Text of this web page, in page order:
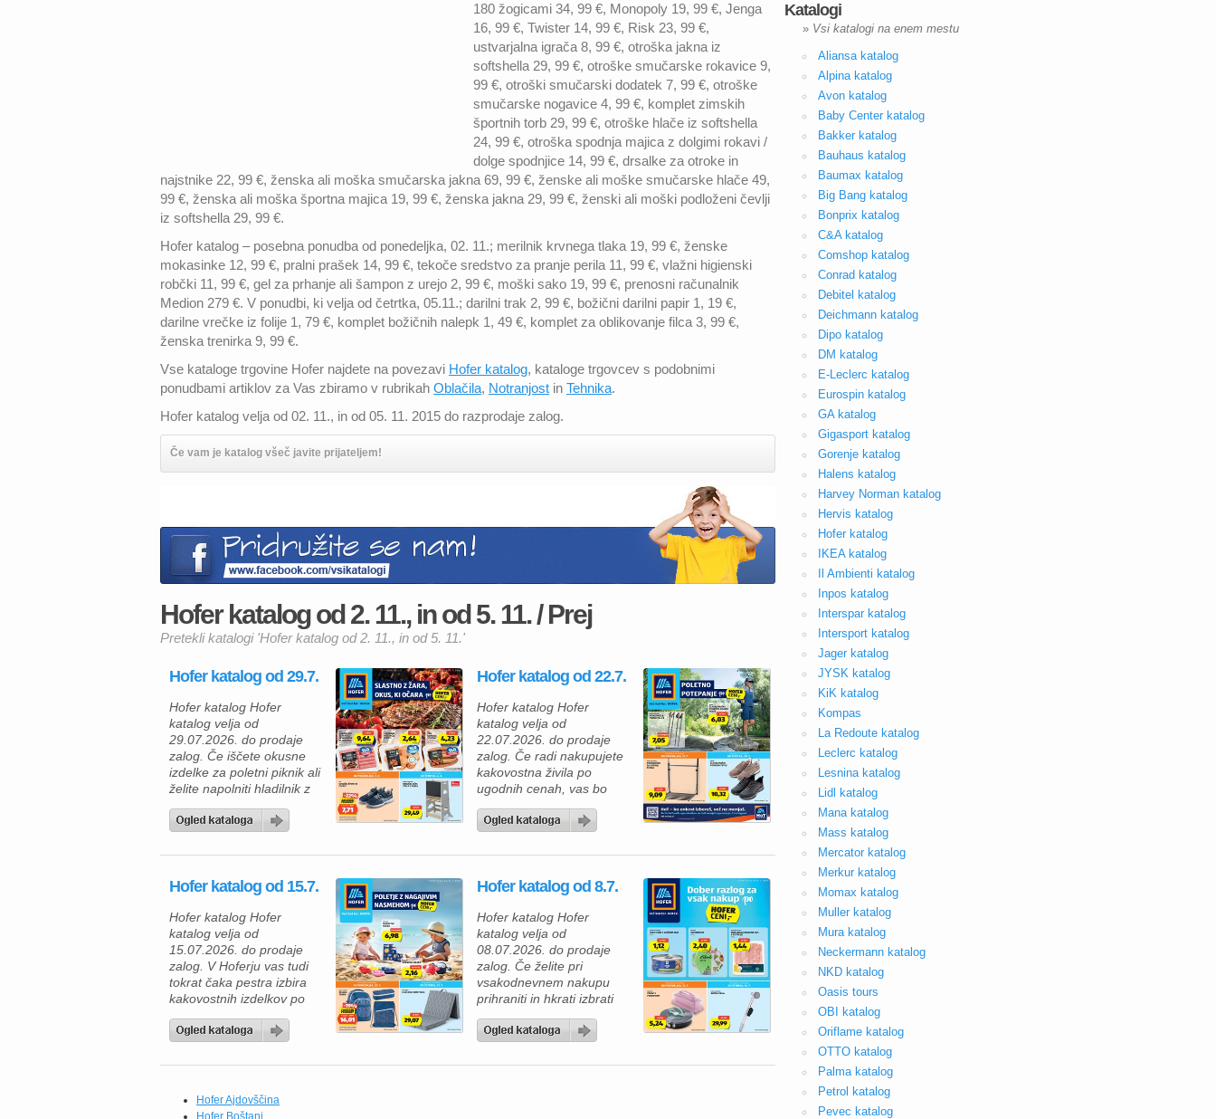
180 žogicami 34, 99 €, Monopoly 19, 99 €, Jenga
16, 99 €, Twister 14, 99 €, Risk 23, 99 €,
ustvarjalna igrača 8, 99 €, otroška jakna iz
softshella 29, 99 €, otroške smučarske rokavice 9,
99 €, otroški smučarski dodatek 7, 99 €, otroške
smučarske nogavice 4, 99 €, komplet zimskih
športnih torb 29, 99 €, otroške hlače iz softshella
24, 99 €, otroška spodnja majica z dolgimi rokavi /
dolge spodnjice 14, 99 €, drsalke za otroke in
najstnike 22, 99 €, ženska ali moška smučarska jakna 69, 99 €, ženske ali moške smučarske hlače 49,
99 €, ženska ali moška športna majica 19, 99 €, ženska jakna 29, 99 €, ženski ali moški podloženi čevlji
iz softshella 29, 99 €.
Hofer katalog – posebna ponudba od ponedeljka, 02. 11.; merilnik krvnega tlaka 19, 99 €, ženske
mokasinke 12, 99 €, pralni prašek 14, 99 €, tekoče sredstvo za pranje perila 11, 99 €, vlažni higienski
robčki 11, 99 €, gel za prhanje ali šampon z urejo 2, 99 €, moški sako 19, 99 €, prenosni računalnik
Medion 279 €. V ponudbi, ki velja od četrtka, 05.11.; darilni trak 2, 99 €, božični darilni papir 1, 19 €,
darilne vrečke iz folije 1, 79 €, komplet božičnih nalepk 1, 49 €, komplet za oblikovanje filca 3, 99 €,
ženska trenirka 9, 99 €.
Vse kataloge trgovine Hofer najdete na povezavi Hofer katalog, kataloge trgovcev s podobnimi
ponudbami artiklov za Vas zbiramo v rubrikah Oblačila, Notranjost in Tehnika.
Hofer katalog velja od 02. 11., in od 05. 11. 2015 do razprodaje zalog.
Če vam je katalog všeč javite prijateljem!
Hofer katalog od 2. 11., in od 5. 11. / Prej
Pretekli katalogi 'Hofer katalog od 2. 11., in od 5. 11.'
Hofer katalog od 29.7.
Hofer katalog Hofer
katalog velja od
29.07.2026. do prodaje
zalog. Če iščete okusne
izdelke za poletni piknik ali
želite napolniti hladilnik z
Hoferjeva ponudba,
zagotovo navdušila. V
kakovostni mesni izdelki
dobrote, mlečni izdelki ter
številni vsakodnevni izdelki
po trajno znižanih […]
Hofer katalog od 22.7.
Hofer katalog Hofer
katalog velja od
22.07.2026. do prodaje
zalog. Če radi nakupujete
kakovostna živila po
ugodnih cenah, vas bo
kataloga zagotovo
katalogu vas čakajo izdelki
okusne prehranske
novimi, še nižjimi rednimi
cenami. Tako lahko
prihranite pri vsakem
nakupu, ne da […]
Hofer katalog od 15.7.
Hofer katalog Hofer
katalog velja od
15.07.2026. do prodaje
zalog. V Hoferju vas tudi
tokrat čaka pestra izbira
kakovostnih izdelkov po
zdaj pravi trenutek, da
zamrzovalnik. Če radi
domače obroke, vas bodo
navdušili brokoli All
Hofer katalog od 8.7.
Hofer katalog Hofer
katalog velja od
08.07.2026. do prodaje
zalog. Če želite pri
vsakodnevnem nakupu
prihraniti in hkrati izbrati
aktualni Hofer katalog
ponudbi vas čakajo živila
Hofer Ajdovščina
Hofer Boštanj
Katalogi
» Vsi katalogi na enem mestu
Aliansa katalog
Alpina katalog
Avon katalog
Baby Center katalog
Bakker katalog
Bauhaus katalog
Baumax katalog
Big Bang katalog
Bonprix katalog
C&A katalog
Comshop katalog
Conrad katalog
Debitel katalog
Deichmann katalog
Dipo katalog
DM katalog
E-Leclerc katalog
Eurospin katalog
GA katalog
Gigasport katalog
Gorenje katalog
Halens katalog
Harvey Norman katalog
Hervis katalog
Hofer katalog
IKEA katalog
Il Ambienti katalog
Inpos katalog
Interspar katalog
Intersport katalog
Jager katalog
JYSK katalog
KiK katalog
Kompas
La Redoute katalog
Leclerc katalog
Lesnina katalog
Lidl katalog
Mana katalog
Mass katalog
Mercator katalog
Merkur katalog
Momax katalog
Muller katalog
Mura katalog
Neckermann katalog
NKD katalog
Oasis tours
OBI katalog
Oriflame katalog
OTTO katalog
Palma katalog
Petrol katalog
Pevec katalog